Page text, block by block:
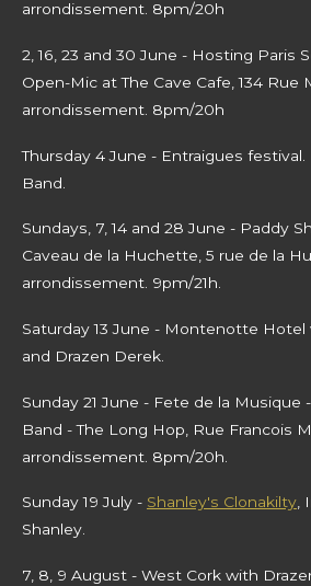
arrondissement. 8pm/20h
2, 16, 23 and 30 June - Hosting Paris
Open-Mic at The Cave Cafe, 134 Rue
arrondissement. 8pm/20h
Thursday 4 June - Entraigues
Band.
Sundays, 7, 14 and 28 June - Paddy
Caveau de la Huchette, 5 rue de la
arrondissement. 9pm/21h.
Saturday 13 June - Montenotte Hotel
and Drazen Derek.
Sunday 21 June - Fete de la Musique
Band - The Long Hop, Rue Francois
arrondissement. 8pm/20h.
Sunday 19 July - Shanley's Clonakilty,
Shanley.
7, 8, 9 August - West Cork with